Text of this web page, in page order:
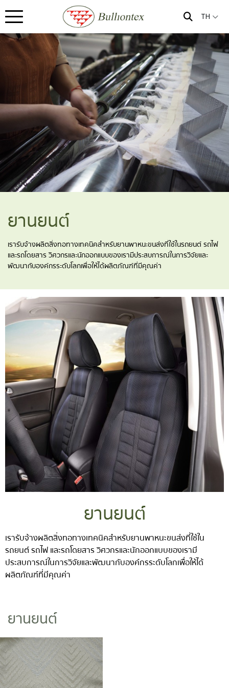
TH
ยานยนต์
เรารับจ้างผลิตสิ่งทอทางเทคนิคสำหรับยานพาหนะขนส่งที่ใช้ในรถยนต์ รถไฟ
และรถโดยสาร วิศวกรและนักออกแบบของเรามีประสบการณ์ในการวิจัยและ
พัฒนากับองค์กรระดับโลกเพื่อให้ได้ผลิตภัณฑ์ที่มีคุณค่า
ยานยนต์
เรารับจ้างผลิตสิ่งทอทางเทคนิคสำหรับยานพาหนะขนส่งที่ใช้ใน
รถยนต์ รถไฟ และรถโดยสาร วิศวกรและนักออกแบบของเรามี
ประสบการณ์ในการวิจัยและพัฒนากับองค์กรระดับโลกเพื่อให้ได้
ผลิตภัณฑ์ที่มีคุณค่า
ยานยนต์